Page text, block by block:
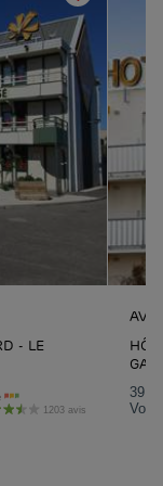
- LE
1203 avis
39.3
Voir